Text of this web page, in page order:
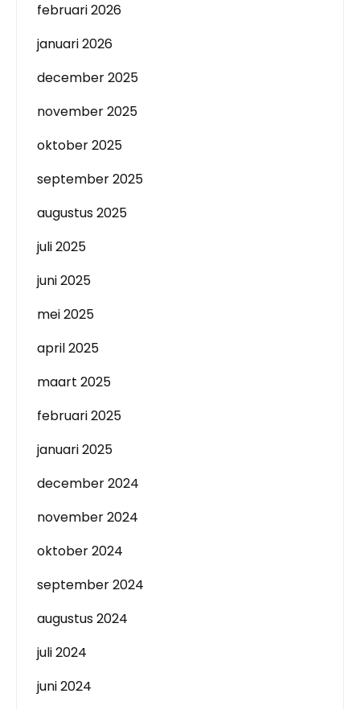
februari 2026
januari 2026
december 2025
november 2025
oktober 2025
september 2025
augustus 2025
juli 2025
juni 2025
mei 2025
april 2025
maart 2025
februari 2025
januari 2025
december 2024
november 2024
oktober 2024
september 2024
augustus 2024
juli 2024
juni 2024